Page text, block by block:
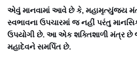
એવું માનવામાં આવે છે કે, મહામૃત્યુંજય મંત્ર
સ્વભાવના ઉપચારમાં જ નહીં પરંતુ
ઉપયોગી છે. આ એક શક્તિશાળી મંત્ર છે
મહાદેવને સમર્પિત છે.